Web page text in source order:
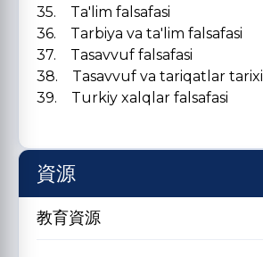
35. Ta'lim falsafasi
36. Tarbiya va ta'lim falsafasi
37. Tasavvuf falsafasi
38. Tasavvuf va tariqatlar tarixi
39. Turkiy xalqlar falsafasi
資源
教育資源